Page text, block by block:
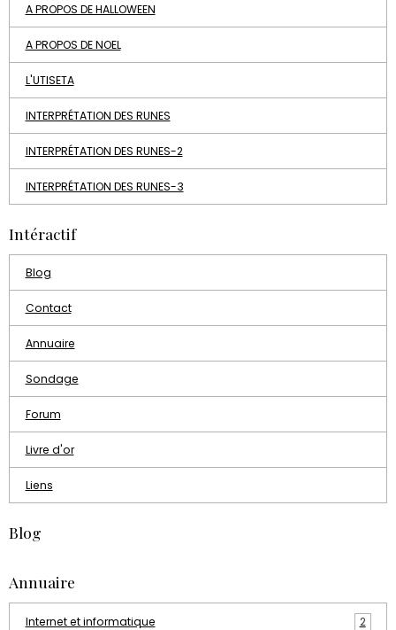
A PROPOS DE HALLOWEEN
A PROPOS DE NOEL
L'UTISETA
INTERPRÉTATION DES RUNES
INTERPRÉTATION DES RUNES-2
INTERPRÉTATION DES RUNES-3
Intéractif
Blog
Contact
Annuaire
Sondage
Forum
Livre d'or
Liens
Blog
Annuaire
Internet et informatique 2